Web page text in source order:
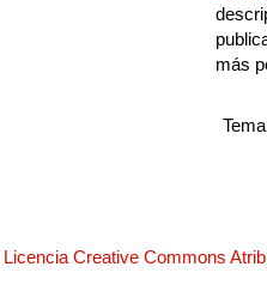
más
Licencia Creative Commons